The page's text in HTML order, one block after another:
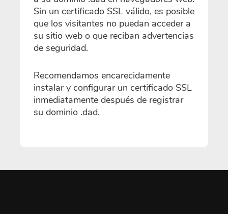
Sin un certificado SSL válido, es posible
que los visitantes no puedan acceder a
su sitio web o que reciban advertencias
de seguridad.
Recomendamos encarecidamente
instalar y configurar un certificado SSL
inmediatamente después de registrar
su dominio .dad.